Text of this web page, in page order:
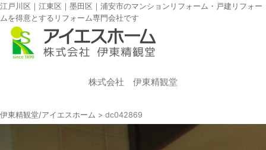
江戸川区｜江東区｜墨田区｜浦安市のマンションリフォーム・戸建リフォー
ムを得意とするリフォーム専門会社です
株式会社 伊東精観堂
伊東精観堂/アイエスホーム > dc042869